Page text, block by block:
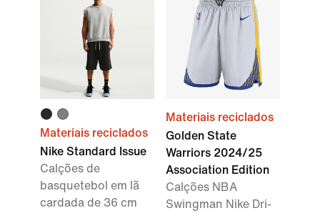
Materiais reciclados
Nike Standard Issue
Calções de
basquetebol em lã
cardada de 36 cm
Materiais reciclados
Golden State
Warriors 2024/25
Association Edition
Calções NBA
Swingman Nike Dri-